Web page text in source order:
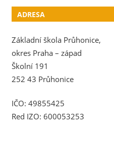
ADRESA
Základní škola Průhonice,
okres Praha – západ
Školní 191
252 43 Průhonice
IČO: 49855425
Red IZO: 600053253